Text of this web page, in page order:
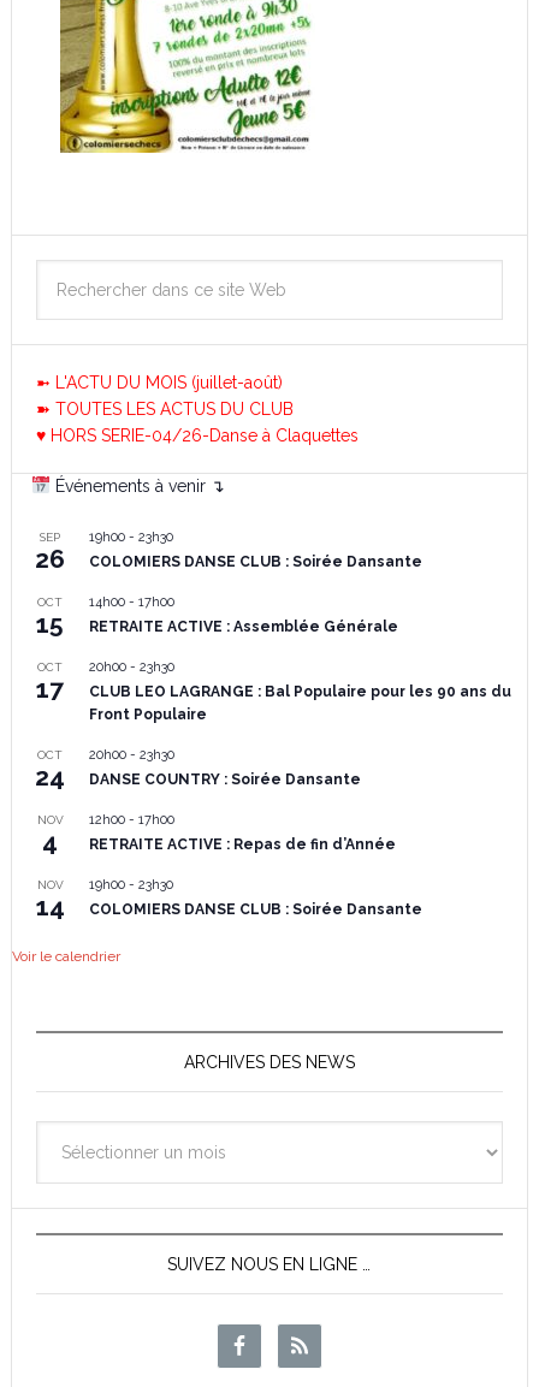
➼ L'ACTU DU MOIS (juillet-août)
➽ TOUTES LES ACTUS DU CLUB
♥ HORS SERIE-04/26-Danse à Claquettes
Événements à venir ↴
SEP
26
19h00- 23h30
COLOMIERS DANSE CLUB : Soirée Dansante
OCT
15
14h00- 17h00
RETRAITE ACTIVE : Assemblée Générale
OCT
17
20h00- 23h30
CLUB LEO LAGRANGE : Bal Populaire pour les 90 ans du
Front Populaire
OCT
24
20h00- 23h30
DANSE COUNTRY : Soirée Dansante
NOV
4
12h00- 17h00
RETRAITE ACTIVE : Repas de fin d’Année
NOV
14
19h00- 23h30
COLOMIERS DANSE CLUB : Soirée Dansante
Voir le calendrier
ARCHIVES DES NEWS
des
News
SUIVEZ NOUS EN LIGNE …